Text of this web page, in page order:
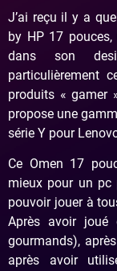
J’ai reçu il y a
by HP 17
dans son
particulièrement
produits « gamer
propose une
série Y pour
Ce Omen 17
mieux pour un pc
pouvoir jouer à
Après avoir joué
gourmands),
après avoir